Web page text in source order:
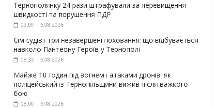
Тернополянку 24 рази штрафували за перевищення
швидкості та порушення ПДР
09:09 | 6.08.2026
Сім судів і три незавершені поховання: що відбувається
навколо Пантеону Героїв у Тернополі
08:33 | 6.08.2026
Майже 10 годин під вогнем і атаками дронів: як
поліцейський із Тернопільщини вижив після важкого
бою
08:00 | 6.08.2026